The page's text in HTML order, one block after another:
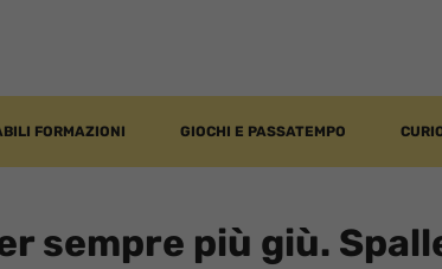
FORMAZIONI GIOCHI E PASSATEMPO
sempre più giù.